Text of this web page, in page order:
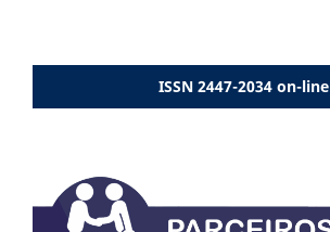
ISSN 2447-2034 on-line